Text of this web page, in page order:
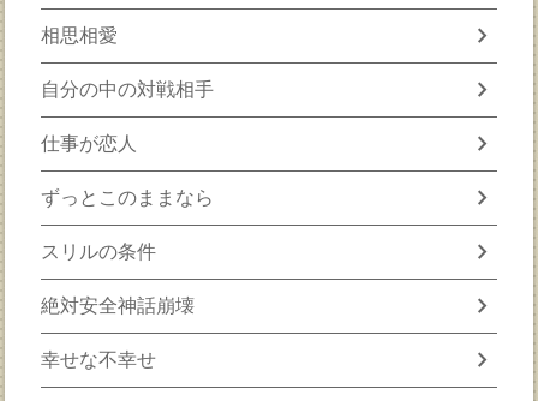
相思相愛 chevron_right
自分の中の対戦相手 chevron_right
仕事が恋人 chevron_right
ずっとこのままなら chevron_right
スリルの条件 chevron_right
絶対安全神話崩壊 chevron_right
幸せな不幸せ chevron_right